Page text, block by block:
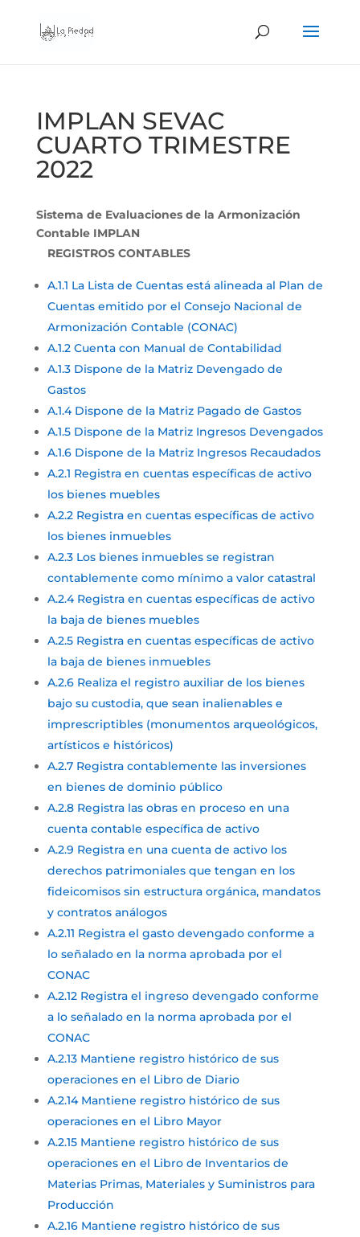
IMPLAN SEVAC
CUARTO TRIMESTRE
2022
Sistema de Evaluaciones de la Armonización
Contable IMPLAN
REGISTROS CONTABLES
A.1.1 La Lista de Cuentas está alineada al Plan de
Cuentas emitido por el Consejo Nacional de
Armonización Contable (CONAC)
A.1.2 Cuenta con Manual de Contabilidad
A.1.3 Dispone de la Matriz Devengado de
Gastos
A.1.4 Dispone de la Matriz Pagado de Gastos
A.1.5 Dispone de la Matriz Ingresos Devengados
A.1.6 Dispone de la Matriz Ingresos Recaudados
A.2.1 Registra en cuentas específicas de activo
los bienes muebles
A.2.2 Registra en cuentas específicas de activo
los bienes inmuebles
A.2.3 Los bienes inmuebles se registran
contablemente como mínimo a valor catastral
A.2.4 Registra en cuentas específicas de activo
la baja de bienes muebles
A.2.5 Registra en cuentas específicas de activo
la baja de bienes inmuebles
A.2.6 Realiza el registro auxiliar de los bienes
bajo su custodia, que sean inalienables e
imprescriptibles (monumentos arqueológicos,
artísticos e históricos)
A.2.7 Registra contablemente las inversiones
en bienes de dominio público
A.2.8 Registra las obras en proceso en una
cuenta contable específica de activo
A.2.9 Registra en una cuenta de activo los
derechos patrimoniales que tengan en los
fideicomisos sin estructura orgánica, mandatos
y contratos análogos
A.2.11 Registra el gasto devengado conforme a
lo señalado en la norma aprobada por el
CONAC
A.2.12 Registra el ingreso devengado conforme
a lo señalado en la norma aprobada por el
CONAC
A.2.13 Mantiene registro histórico de sus
operaciones en el Libro de Diario
A.2.14 Mantiene registro histórico de sus
operaciones en el Libro Mayor
A.2.15 Mantiene registro histórico de sus
operaciones en el Libro de Inventarios de
Materias Primas, Materiales y Suministros para
Producción
A.2.16 Mantiene registro histórico de sus